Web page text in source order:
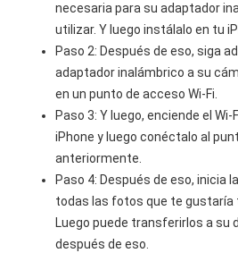
necesaria para su adaptador
utilizar. Y luego instálalo en tu
Paso 2: Después de eso, siga
adaptador inalámbrico a su
en un punto de acceso Wi-Fi.
Paso 3: Y luego, enciende el
iPhone y luego conéctalo al
anteriormente.
Paso 4: Después de eso, inicia
todas las fotos que te gustaría
Luego puede transferirlos a su
después de eso.